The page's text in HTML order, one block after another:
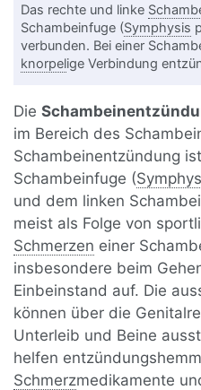
Das rechte und linke
Schambeinfuge (Symphysis
verbunden. Bei einer
knorpelige Verbindung
Die
im Bereich des
Schambeinentzündung
Schambeinfuge (
und dem linken
meist als Folge von
Schmerzen einer
insbesondere beim
Einbeinstand auf. Die
können über die
Unterleib und Beine
helfen
Schmerzmedikamente